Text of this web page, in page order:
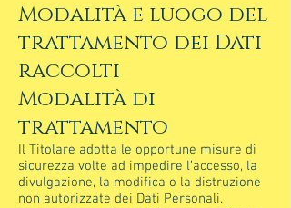
Modalità e luogo del
trattamento dei Dati
raccolti
Modalità di
trattamento
Il Titolare adotta le opportune misure di
sicurezza volte ad impedire l’accesso, la
divulgazione, la modifica o la distruzione
non autorizzate dei Dati Personali.